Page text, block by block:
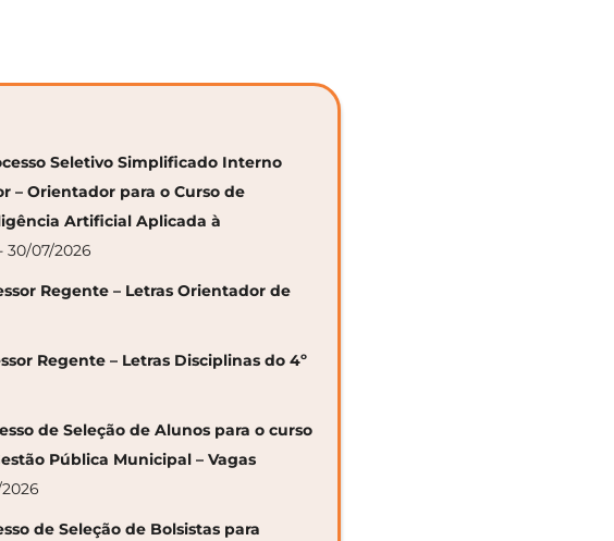
Seletivo Simplificado Interno
– Orientador para o Curso de
Artificial Aplicada à
- 30/07/2026
Regente – Letras Orientador de
Regente – Letras Disciplinas do 4º
de Seleção de Alunos para o curso
Pública Municipal – Vagas
de Seleção de Bolsistas para